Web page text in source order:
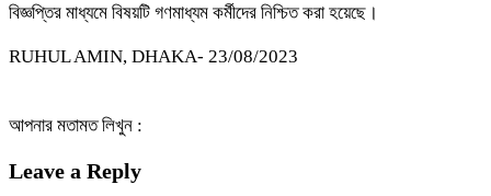
বিজ্ঞপ্তির মাধ্যমে বিষয়টি গণমাধ্যম কর্মীদের নিশ্চিত করা হয়েছে।
RUHUL AMIN, DHAKA- 23/08/2023
আপনার মতামত লিখুন :
Leave a Reply